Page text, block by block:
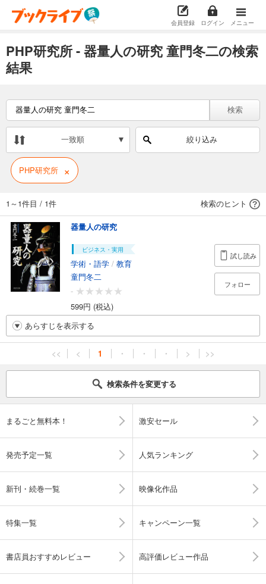
会員登録 ログイン メニュー
PHP研究所 - 器量人の研究 童門冬二の検索
結果
検索
一致順 絞り込み
PHP研究所 ×
1～1件目 / 1件 検索のヒント
器量人の研究
ビジネス・実用
学術・語学 / 教育
童門冬二
-
599円 (税込)
試し読み
フォロー
あらすじを表示する
<< < 1 ・ ・ ・ > >>
検索条件を変更する
まるごと無料本！ 激安セール
発売予定一覧 人気ランキング
新刊・続巻一覧 映像化作品
特集一覧 キャンペーン一覧
書店員おすすめレビュー 高評価レビュー作品